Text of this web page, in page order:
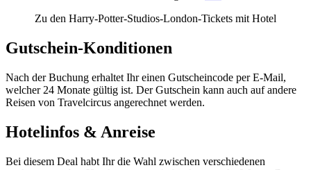
Zu den Harry-Potter-Studios-London-Tickets mit Hotel
Gutschein-Konditionen
Nach der Buchung erhaltet Ihr einen Gutscheincode per E-Mail,
welcher 24 Monate gültig ist. Der Gutschein kann auch auf andere
Reisen von Travelcircus angerechnet werden.
Hotelinfos & Anreise
Bei diesem Deal habt Ihr die Wahl zwischen verschiedenen